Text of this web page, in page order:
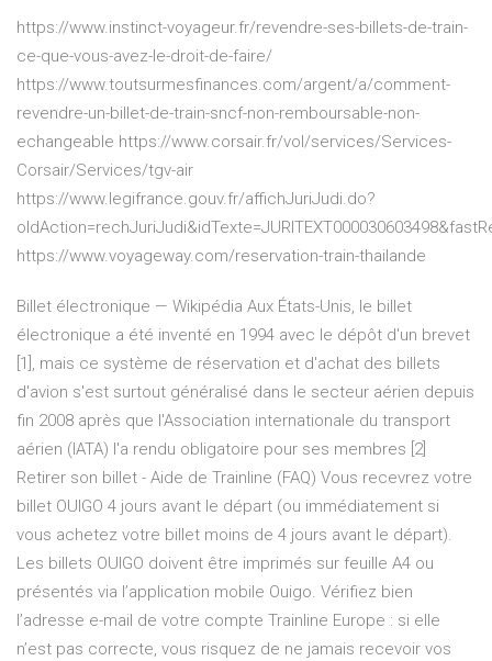
https://www.instinct-voyageur.fr/revendre-ses-billets-de-train-
ce-que-vous-avez-le-droit-de-faire/
https://www.toutsurmesfinances.com/argent/a/comment-
revendre-un-billet-de-train-sncf-non-remboursable-non-
echangeable https://www.corsair.fr/vol/services/Services-
Corsair/Services/tgv-air
https://www.legifrance.gouv.fr/affichJuriJudi.do?
https://www.voyageway.com/reservation-train-thailande
Billet électronique — Wikipédia Aux États-Unis, le billet
électronique a été inventé en 1994 avec le dépôt d'un brevet
[1], mais ce système de réservation et d'achat des billets
d'avion s'est surtout généralisé dans le secteur aérien depuis
fin 2008 après que l'Association internationale du transport
aérien (IATA) l'a rendu obligatoire pour ses membres [2]
Retirer son billet - Aide de Trainline (FAQ) Vous recevrez votre
billet OUIGO 4 jours avant le départ (ou immédiatement si
vous achetez votre billet moins de 4 jours avant le départ).
Les billets OUIGO doivent être imprimés sur feuille A4 ou
présentés via l’application mobile Ouigo. Vérifiez bien
l’adresse e-mail de votre compte Trainline Europe : si elle
n’est pas correcte, vous risquez de ne jamais recevoir vos